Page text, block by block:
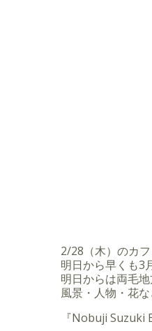
2/28（木）のカ
明日から早くも3
明日からは両毛
風景・人物・花
『Nobuji Suzuki